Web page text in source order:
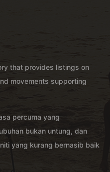
that provides listings on
movements supporting
percuma yang
bukan untung, dan
yang kurang bernasib baik